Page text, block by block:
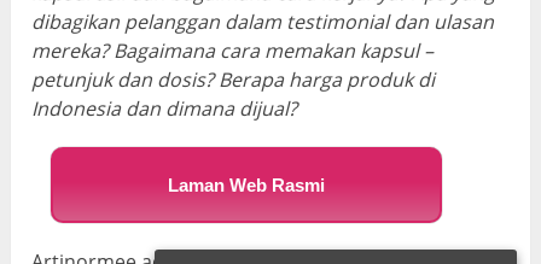
dibagikan pelanggan dalam testimonial dan ulasan
mereka? Bagaimana cara memakan kapsul –
petunjuk dan dosis? Berapa harga produk di
Indonesia dan dimana dijual?
Laman Web Rasmi